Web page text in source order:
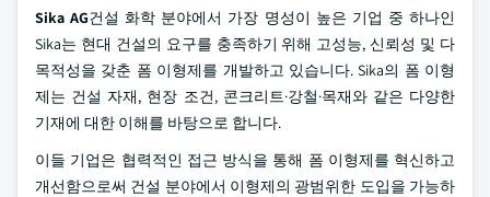
Sika AG건설 화학 분야에서 가장 명성이 높은 기업 중 하나인
Sika는 현대 건설의 요구를 충족하기 위해 고성능, 신뢰성 및 다
목적성을 갖춘 폼 이형제를 개발하고 있습니다. Sika의 폼 이형
제는 건설 자재, 현장 조건, 콘크리트·강철·목재와 같은 다양한
기재에 대한 이해를 바탕으로 합니다.
이들 기업은 협력적인 접근 방식을 통해 폼 이형제를 혁신하고
개선함으로써 건설 분야에서 이형제의 광범위한 도입을 가능하